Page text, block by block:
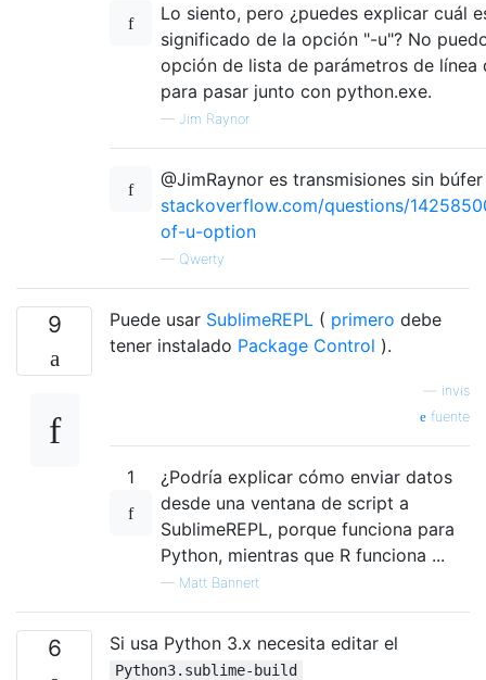
Lo siento, pero ¿puedes explicar cuál
significado de la opción "-u"? No
opción de lista de parámetros de línea
para pasar junto con python.exe.
— Jim Raynor
@JimRaynor es transmisiones sin búfer
stackoverflow.com/questions/
of-u-option
— Qwerty
9 Puede usar SublimeREPL ( primero debe
tener instalado Package Control ).
invis
fuente
1
¿Podría explicar cómo enviar datos
desde una ventana de script a
SublimeREPL, porque funciona para
Python, mientras que R funciona ...
— Matt Bannert
6 Si usa Python 3.x necesita editar el
Python3.sublime-build